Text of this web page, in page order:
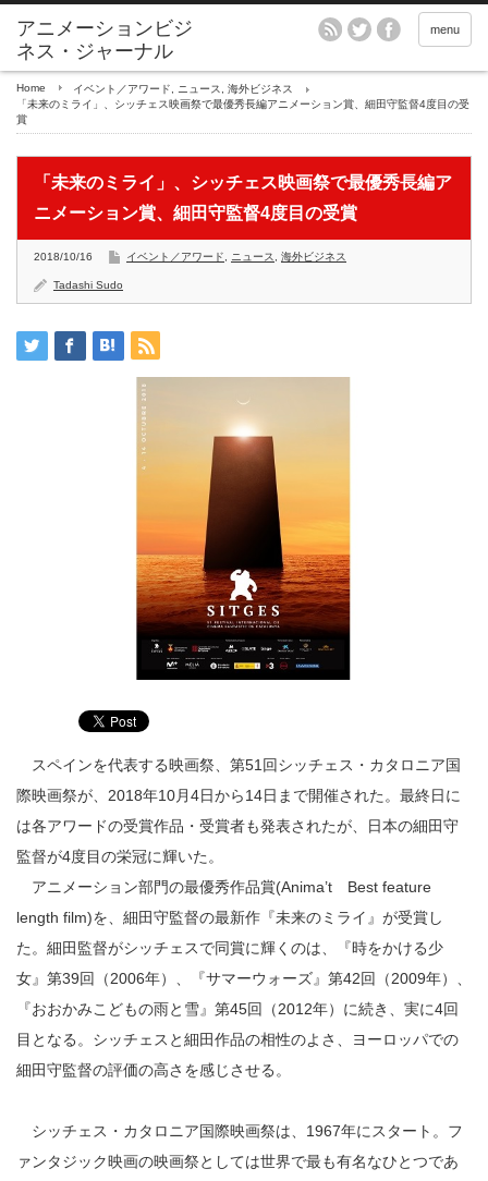
アニメーションビジ
ネス・ジャーナル
menu
Home イベント／アワード ニュース
海外ビジネス
「未来のミライ」、シッチェス映画祭で最優秀長編アニメーション賞、細田守監督4度目の受
賞
「未来のミライ」、シッチェス映画祭で最優秀長編ア
ニメーション賞、細田守監督4度目の受賞
2018/10/16 イベント／アワード ニュース 海外ビジネス
Tadashi Sudo
スペインを代表する映画祭、第51回シッチェス・カタロニア国
際映画祭が、2018年10月4日から14日まで開催された。最終日に
は各アワードの受賞作品・受賞者も発表されたが、日本の細田守
監督が4度目の栄冠に輝いた。
アニメーション部門の最優秀作品賞(Anima’t Best feature
length film)を、細田守監督の最新作『未来のミライ』が受賞し
た。細田監督がシッチェスで同賞に輝くのは、『時をかける少
女』第39回（2006年）、『サマーウォーズ』第42回（2009年）、
『おおかみこどもの雨と雪』第45回（2012年）に続き、実に4回
目となる。シッチェスと細田作品の相性のよさ、ヨーロッパでの
細田守監督の評価の高さを感じさせる。
シッチェス・カタロニア国際映画祭は、1967年にスタート。フ
ァンタジック映画の映画祭としては世界で最も有名なひとつであ